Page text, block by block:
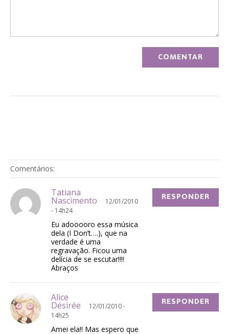
Comentários:
Tatiana
Nascimento
12/01/2010
- 14h24
Eu adooooro essa música
dela (I Don’t….), que na
verdade é uma
regravação. Ficou uma
delícia de se escutar!!!!
Abraços
RESPONDER
Alice
Désirée
12/01/2010 -
14h25
Amei ela!! Mas espero que
RESPONDER